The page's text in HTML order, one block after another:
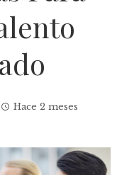
Hace 2 meses